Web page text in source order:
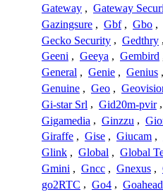
Gateway , Gateway
Gazingsure , Gbf , Gbo ,
Gecko Security , Gedthry ,
Geeni , Geeya , Gembird
General , Genie , Genius ,
Genuine , Geo ,
Gi-star Srl , Gid20m-pvir ,
Gigamedia , Ginzzu ,
Giraffe , Gise , Giucam ,
Glink , Global , Global
Gmini , Gncc , Gnexus ,
go2RTC , Go4 , Goahead